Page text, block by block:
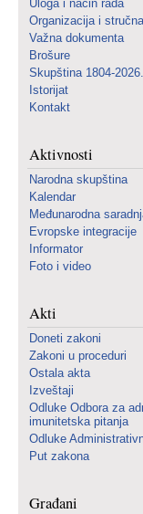
Uloga i način rada
Organizacija i
Važna dokumenta
Brošure
Skupština 1804-2026.
Istorijat
Kontakt
Aktivnosti
Narodna skupština
Kalendar
Međunarodna
Evropske integracije
Informator
Foto i video
Akti
Doneti zakoni
Zakoni u proceduri
Ostala akta
Izveštaji
Odluke Odbora za
imunitetska pitanja
Odluke
Put zakona
Građani